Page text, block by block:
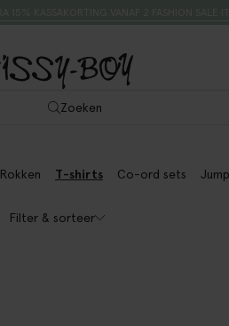
Zoeken
Rokken T-shirts Co-ord sets
Filter & sorteer